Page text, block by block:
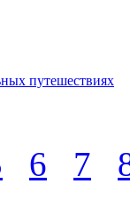
путешествиях
6 7